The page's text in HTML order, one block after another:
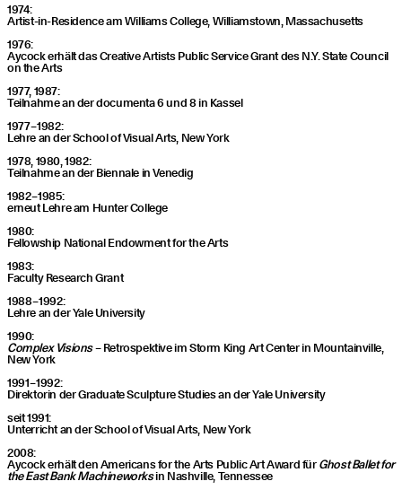
1974:
Artist-in-Resi­dence am Wil­liams Col­lege, Wil­liamstown, Massachusetts
1976:
Aycock erhält das Crea­ti­ve Artists Public Ser­vice Grant des N.Y. Sta­te Coun­cil
on the Arts
1977, 1987:
Teil­nah­me an der docu­men­ta 6 und 8 in Kassel
1977 – 1982:
Leh­re an der School of Visu­al Arts, New York
1978, 1980, 1982:
Teil­nah­me an der Bien­na­le in Venedig
1982 – 1985:
erneut Leh­re am Hun­ter College
1980:
Fel­low­ship Natio­nal Endow­ment for the Arts
1983:
Facul­ty Rese­arch Grant
1988 – 1992:
Leh­re an der Yale University
1990:
Com­plex Visi­ons– Retro­spek­ti­ve im Storm King Art Cen­ter in Moun­tain­ville,
New York
1991 – 1992:
Direk­to­rin der Gra­dua­te Sculp­tu­re Stu­dies an der Yale University
seit 1991:
Unter­richt an der School of Visu­al Arts, New York
2008:
Aycock erhält den Ame­ri­cans for the Arts Public Art Award fürGhost Bal­let for
the East Bank Machi­ne­worksin Nash­ville, Tennessee